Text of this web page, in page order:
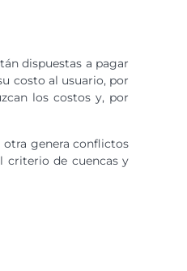
dispuestas a pagar
costo al usuario, por
los costos y, por
otra genera conflictos
criterio de cuencas y